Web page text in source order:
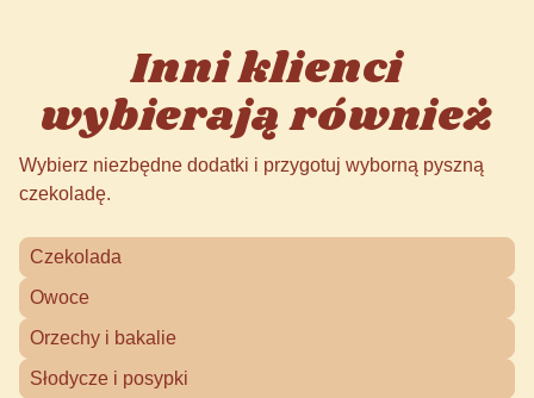
Inni klienci
wybierają również
Wybierz niezbędne dodatki i przygotuj wyborną pyszną
czekoladę.
Czekolada
Owoce
Orzechy i bakalie
Słodycze i posypki